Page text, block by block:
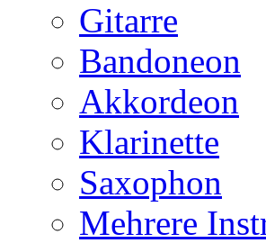
Gitarre
Bandoneon
Akkordeon
Klarinette
Saxophon
Mehrere